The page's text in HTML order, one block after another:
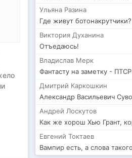
Ульяна Разина
Где живут ботонакрутчики?
Виктория Духанина
Отъедаюсь!
Владислав Мерк
Фантасту на заметку - ПТСР
Дмитрий Каркошкин
Андрей Лоскутов
Евгений Токтаев